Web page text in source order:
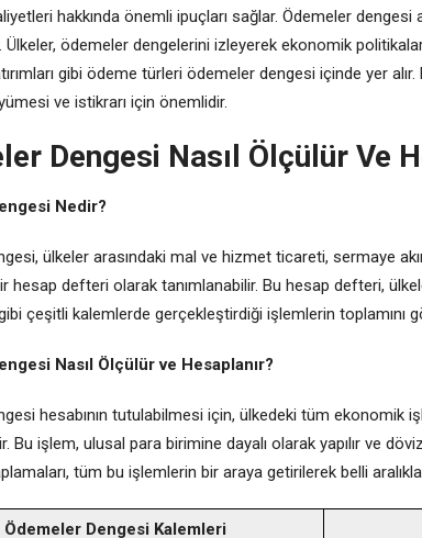
hakkında önemli ipuçları sağlar. Ödemeler dengesi
Ülkeler, ödemeler dengelerini izleyerek ekonomik
gibi ödeme türleri ödemeler dengesi içinde yer
ve istikrarı için önemlidir.
Dengesi Nasıl Ölçülür Ve
Nedir?
ülkeler arasındaki mal ve hizmet ticareti, sermaye
hesap defteri olarak tanımlanabilir. Bu hesap defteri,
çeşitli kalemlerde gerçekleştirdiği işlemlerin toplamını
Nasıl Ölçülür ve Hesaplanır?
hesabının tutulabilmesi için, ülkedeki tüm ekonomik
Bu işlem, ulusal para birimine dayalı olarak yapılır ve
tüm bu işlemlerin bir araya getirilerek belli
Ödemeler Dengesi Kalemleri